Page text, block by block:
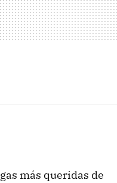
más queridas de